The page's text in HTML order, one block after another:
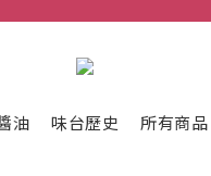
油 味台歷史 所有商品